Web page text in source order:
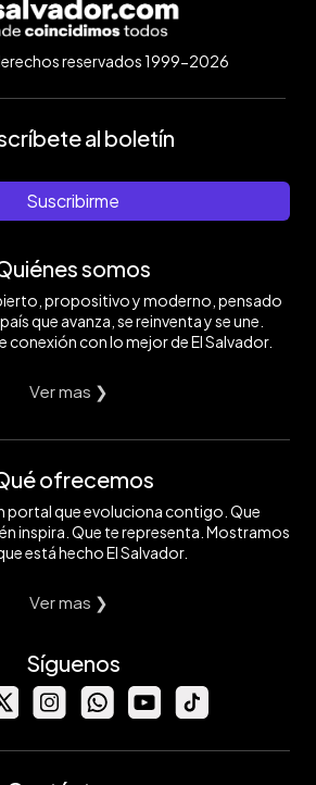
reservados 1999-2026
al boletín
Suscribirme
somos
propositivo y moderno, pensado
que avanza, se reinventa y se une.
conexión con lo mejor de El Salvador.
Ver mas ❯
ofrecemos
portal que evoluciona contigo. Que
inspira. Que te representa. Mostramos
está hecho El Salvador.
Ver mas ❯
Síguenos